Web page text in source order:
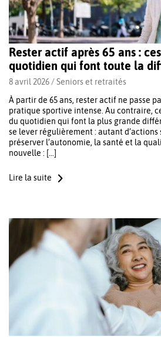
Rester actif après 65 ans :
quotidien qui font toute la
8 avril 2026 /Seniors et retraités
À partir de 65 ans, rester actif ne passe
pratique sportive intense. Au contraire,
du quotidien qui font la plus grande
se lever régulièrement : autant
préserver l’autonomie, la santé et la
nouvelle : […]
Lire la suite